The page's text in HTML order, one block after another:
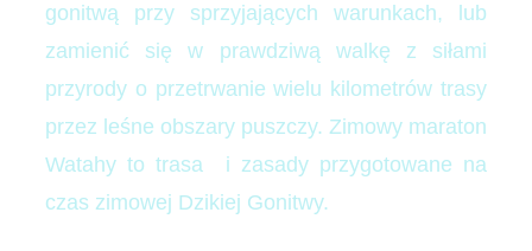
gonitwą przy sprzyjających warunkach, lub
zamienić się w prawdziwą walkę z siłami
przyrody o przetrwanie wielu kilometrów trasy
przez leśne obszary puszczy. Zimowy maraton
Watahy to trasa i zasady przygotowane na
czas zimowej Dzikiej Gonitwy.